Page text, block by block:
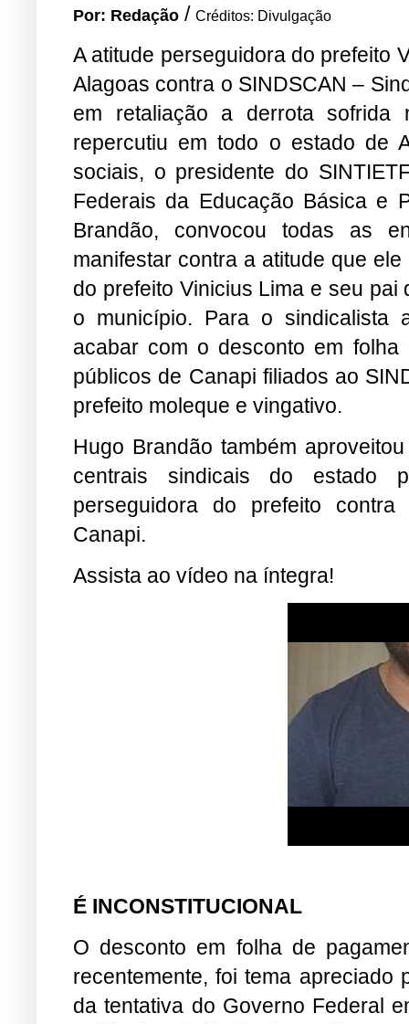
Por: Redação / Créditos: Divulgação
A atitude perseguidora do prefeito
Alagoas contra o SINDSCAN –
em retaliação a derrota sofrida
repercutiu em todo o estado de
sociais, o presidente do
Federais da Educação Básica e
Brandão, convocou todas as
manifestar contra a atitude que ele
do prefeito Vinicius Lima e seu
o município. Para o sindicalista
acabar com o desconto em
públicos de Canapi filiados ao
prefeito moleque e vingativo.
Hugo Brandão também
centrais sindicais do estado
perseguidora do prefeito
Canapi.
Assista ao vídeo na íntegra!
É INCONSTITUCIONAL
O desconto em folha de
recentemente, foi tema apreciado
da tentativa do Governo Federal